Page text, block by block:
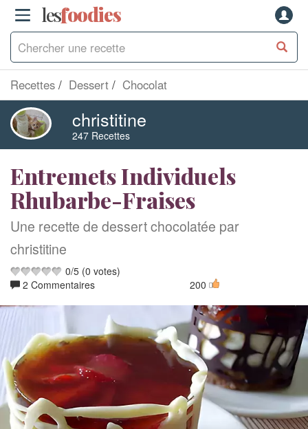
lesfoodies
Recettes Dessert Chocolat
christitine
247 Recettes
Entremets Individuels
Rhubarbe-Fraises
Une recette de dessert chocolatée par
christitine
0/5 (0 votes)
2 Commentaires
200